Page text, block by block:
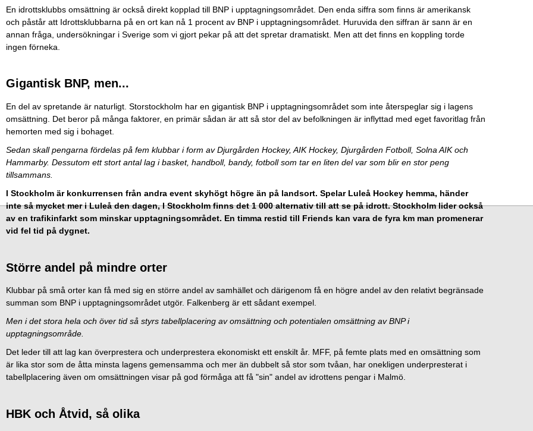
En idrottsklubbs omsättning är också direkt kopplad till BNP i upptagningsområdet. Den enda siffra som finns är amerikansk
och påstår att Idrottsklubbarna på en ort kan nå 1 procent av BNP i upptagningsområdet. Huruvida den siffran är sann är en
annan fråga, undersökningar i Sverige som vi gjort pekar på att det spretar dramatiskt. Men att det finns en koppling torde
ingen förneka.
Gigantisk BNP, men...
En del av spretande är naturligt. Storstockholm har en gigantisk BNP i upptagningsområdet som inte återspeglar sig i lagens
omsättning. Det beror på många faktorer, en primär sådan är att så stor del av befolkningen är inflyttad med eget favoritlag från
hemorten med sig i bohaget.
Sedan skall pengarna fördelas på fem klubbar i form av Djurgården Hockey, AIK Hockey, Djurgården Fotboll, Solna AIK och
Hammarby. Dessutom ett stort antal lag i basket, handboll, bandy, fotboll som tar en liten del var som blir en stor peng
tillsammans.
I Stockholm är konkurrensen från andra event skyhögt högre än på landsort. Spelar Luleå Hockey hemma, händer
inte så mycket mer i Luleå den dagen, I Stockholm finns det 1 000 alternativ till att se på idrott. Stockholm lider också
av en trafikinfarkt som minskar upptagningsområdet. En timma restid till Friends kan vara de fyra km man promenerar
vid fel tid på dygnet.
Större andel på mindre orter
Klubbar på små orter kan få med sig en större andel av samhället och därigenom få en högre andel av den relativt begränsade
summan som BNP i upptagningsområdet utgör. Falkenberg är ett sådant exempel.
Men i det stora hela och över tid så styrs tabellplacering av omsättning och potentialen omsättning av BNP i
upptagningsområde.
Det leder till att lag kan överprestera och underprestera ekonomiskt ett enskilt år. MFF, på femte plats med en omsättning som
är lika stor som de åtta minsta lagens gemensamma och mer än dubbelt så stor som tvåan, har onekligen underpresterat i
tabellplacering även om omsättningen visar på god förmåga att få "sin" andel av idrottens pengar i Malmö.
HBK och Åtvid, så olika